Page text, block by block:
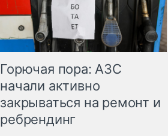
Горючая пора: АЗС
начали активно
закрываться на ремонт и
ребрендинг